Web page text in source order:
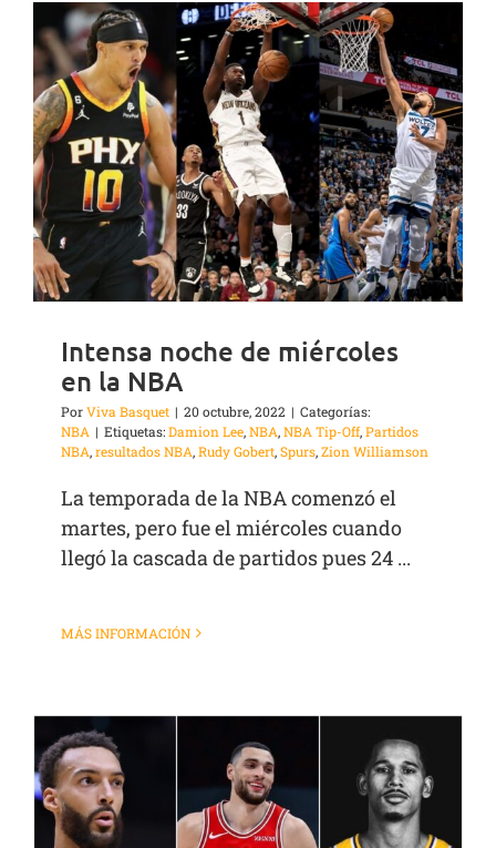
Intensa noche de miércoles
en la NBA
PorViva Basquet | 20 octubre, 2022 | Categorías:
NBA | Etiquetas:Damion Lee,NBA,NBA Tip-Off,Partidos
NBA,resultados NBA,Rudy Gobert,Spurs,Zion Williamson
La temporada de la NBA comenzó el
martes, pero fue el miércoles cuando
llegó la cascada de partidos pues 24 ...
MÁS INFORMACIÓN